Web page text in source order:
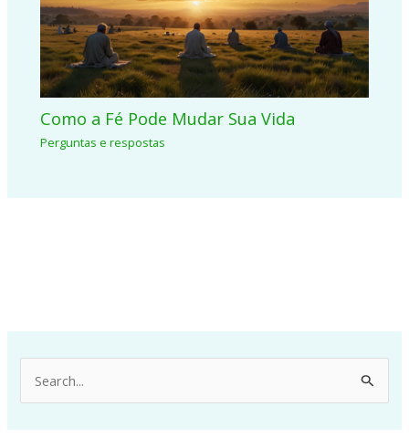
Como a Fé Pode Mudar Sua Vida
Perguntas e respostas
e